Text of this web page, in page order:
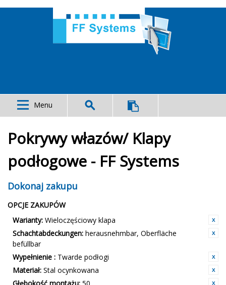
Menu
Pokrywy włazów/ Klapy
podłogowe - FF Systems
Dokonaj zakupu
OPCJE ZAKUPÓW
Warianty: Wieloczęściowy klapa
Schachtabdeckungen: herausnehmbar, Oberfläche
befüllbar
Wypełnienie : Twarde podłogi
Materiał: Stal ocynkowana